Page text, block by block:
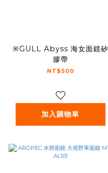
※GULL Abyss 海女面鏡矽
膠帶
NT$500
加入購物車